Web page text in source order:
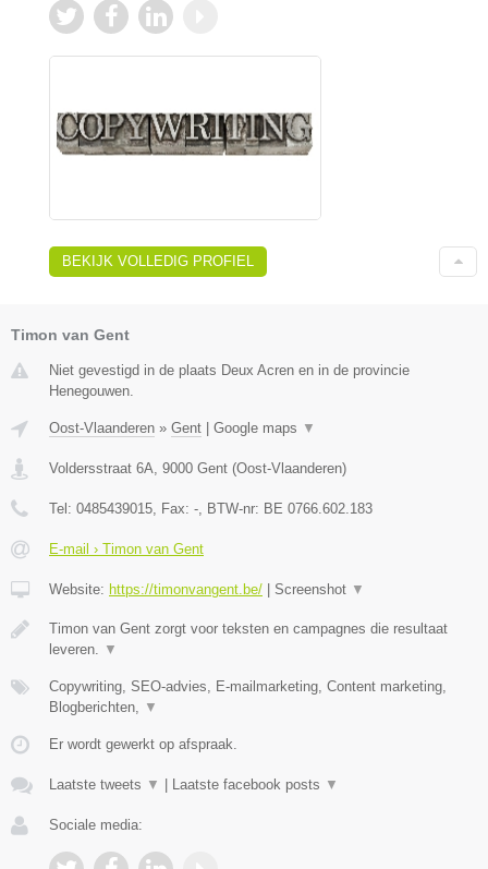
BEKIJK VOLLEDIG PROFIEL
Timon van Gent
Niet gevestigd in de plaats Deux Acren en in de provincie
Henegouwen.
Oost-Vlaanderen » Gent | Google maps ▼
Voldersstraat 6A 9000 Gent (Oost-Vlaanderen)
Tel: 0485439015 , Fax: - , BTW-nr: BE 0766.602.183
E-mail › Timon van Gent
Website: https://timonvangent.be/ | Screenshot ▼
Timon van Gent zorgt voor teksten en campagnes die resultaat
leveren.
▼
Copywriting, SEO-advies, E-mailmarketing, Content marketing,
Blogberichten,
▼
Er wordt gewerkt op afspraak.
Laatste tweets ▼ | Laatste facebook posts ▼
Sociale media: